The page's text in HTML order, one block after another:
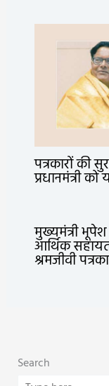
पत्रकारों की
प्रधानमंत्री को
मुख्यमंत्री
आर्थिक
श्रमजीवी
Search